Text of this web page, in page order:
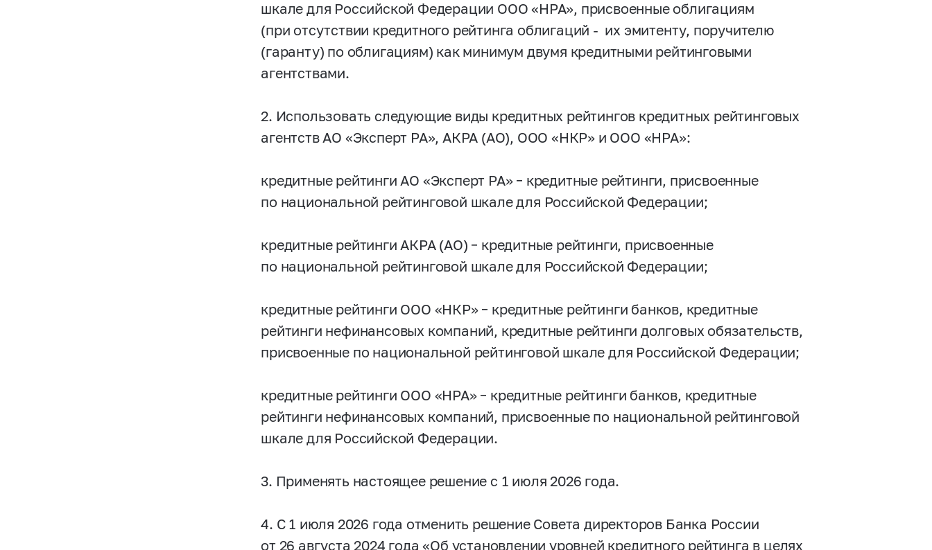
шкале для Российской Федерации ООО «НРА», присвоенные облигациям
(при отсутствии кредитного рейтинга облигаций - их эмитенту, поручителю
(гаранту) по облигациям) как минимум двумя кредитными рейтинговыми
агентствами.
2. Использовать следующие виды кредитных рейтингов кредитных рейтинговых
агентств АО «Эксперт РА», АКРА (АО), ООО «НКР» и ООО «НРА»:
кредитные рейтинги АО «Эксперт РА» – кредитные рейтинги, присвоенные
по национальной рейтинговой шкале для Российской Федерации;
кредитные рейтинги АКРА (АО) – кредитные рейтинги, присвоенные
по национальной рейтинговой шкале для Российской Федерации;
кредитные рейтинги ООО «НКР» – кредитные рейтинги банков, кредитные
рейтинги нефинансовых компаний, кредитные рейтинги долговых обязательств,
присвоенные по национальной рейтинговой шкале для Российской Федерации;
кредитные рейтинги ООО «НРА» – кредитные рейтинги банков, кредитные
рейтинги нефинансовых компаний, присвоенные по национальной рейтинговой
шкале для Российской Федерации.
3. Применять настоящее решение с 1 июля 2026 года.
4. С 1 июля 2026 года отменить решение Совета директоров Банка России
от 26 августа 2024 года «Об установлении уровней кредитного рейтинга в целях